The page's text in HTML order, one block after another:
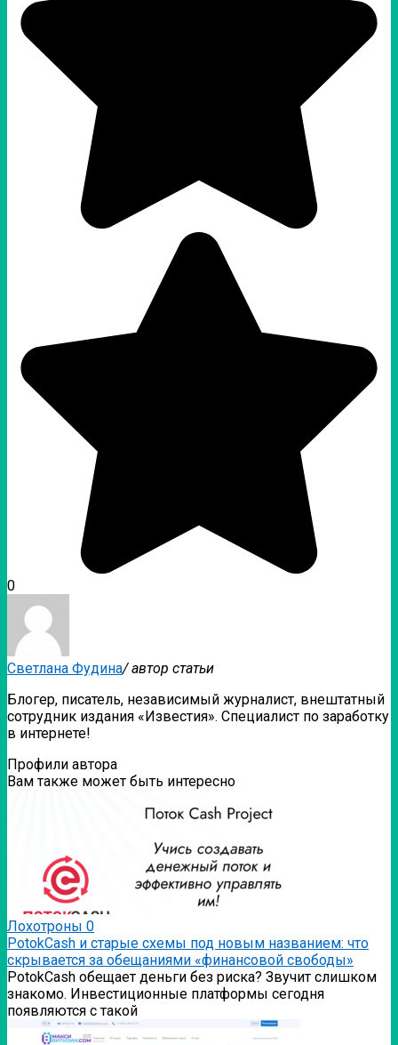
0
Светлана Фудина/ автор статьи
Блогер, писатель, независимый журналист, внештатный
сотрудник издания «Известия». Специалист по заработку
в интернете!
Профили автора
Вам также может быть интересно
Лохотроны 0
PotokCash и старые схемы под новым названием: что
скрывается за обещаниями «финансовой свободы»
PotokCash обещает деньги без риска? Звучит слишком
знакомо. Инвестиционные платформы сегодня
появляются с такой